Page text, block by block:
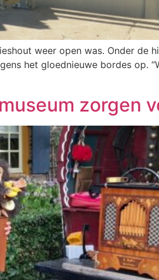
weer open was. Onder de
het gloednieuwe bordes op.
zorgen